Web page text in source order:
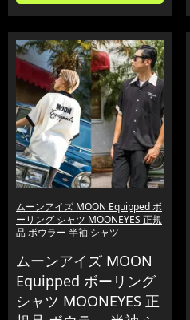
ムーンアイズ MOON Equipped ボ
ーリング シャツ MOONEYES 正規
品 ボウラー 半袖 シャツ
ムーンアイズ MOON
Equipped ボーリング
シャツ MOONEYES 正